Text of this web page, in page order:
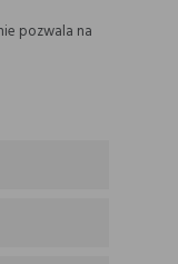
pozwala na